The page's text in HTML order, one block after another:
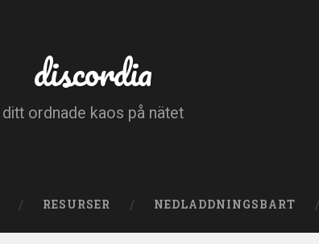
discordia
ditt ordnade kaos på nätet
RESURSER NEDLADDNINGSBART